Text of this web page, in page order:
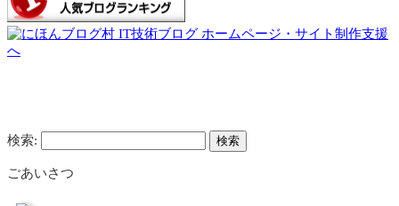
検索:
ごあいさつ